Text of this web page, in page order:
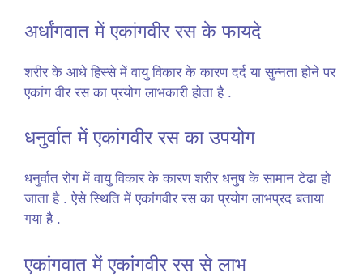
अर्धांगवात में एकांगवीर रस के फायदे
शरीर के आधे हिस्से में वायु विकार के कारण दर्द या सुन्नता होने पर
एकांग वीर रस का प्रयोग लाभकारी होता है .
धनुर्वात में एकांगवीर रस का उपयोग
धनुर्वात रोग में वायु विकार के कारण शरीर धनुष के सामान टेढा हो
जाता है . ऐसे स्थिति में एकांगवीर रस का प्रयोग लाभप्रद बताया
गया है .
एकांगवात में एकांगवीर रस से लाभ